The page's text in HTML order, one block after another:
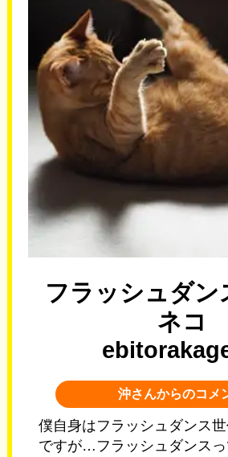
フラッシュダン
ネコ
沖さんからのコメ
僕自身はフラッシュダンス
ですが…フラッシュダンスっ